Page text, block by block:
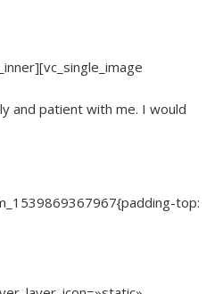
and patient with me. I would
top: